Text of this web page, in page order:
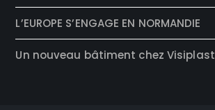
L’EUROPE S’ENGAGE EN NORMANDIE
Un nouveau bâtiment chez Visiplast